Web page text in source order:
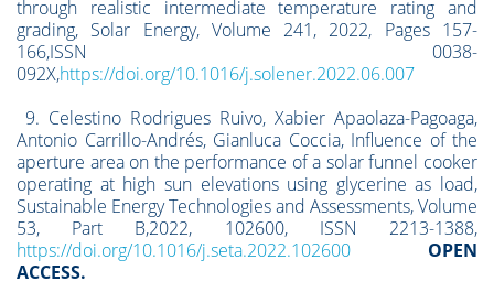
through realistic intermediate temperature rating and
grading, Solar Energy, Volume 241, 2022, Pages 157-
166,ISSN 0038-
092X,https://doi.org/10.1016/j.solener.2022.06.007
9. Celestino Rodrigues Ruivo, Xabier Apaolaza-Pagoaga,
Antonio Carrillo-Andrés, Gianluca Coccia, Influence of the
aperture area on the performance of a solar funnel cooker
operating at high sun elevations using glycerine as load,
Sustainable Energy Technologies and Assessments, Volume
53, Part B,2022, 102600, ISSN 2213-1388,
https://doi.org/10.1016/j.seta.2022.102600
OPEN
ACCESS.